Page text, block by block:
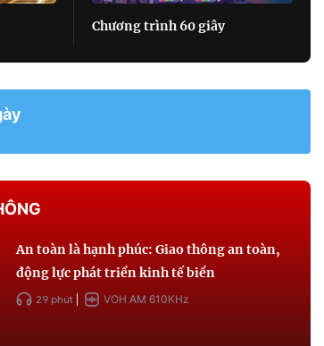
87.7MHz
87.7MHz
tế - Thông tin -
- Giải trí của
thanh VOH.
Chương trình 60 giây
An toàn là hạnh phúc: Giao thông an toàn,
động lực phát triển kinh tế biển
29 phút VOH AM 610KHz